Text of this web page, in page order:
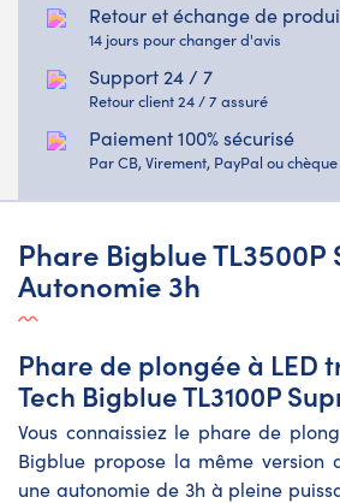
Retour et échange de
14 jours pour changer d'avis
Support 24 / 7
Retour client 24 / 7 assuré
Paiement 100% sécurisé
Par CB, Virement, PayPal ou chèque
Phare Bigblue TL3500P
Autonomie 3h
Phare de plongée à LED
Tech Bigblue TL3100P
Vous connaissiez le phare de
Bigblue propose la même version
une autonomie de 3h à pleine